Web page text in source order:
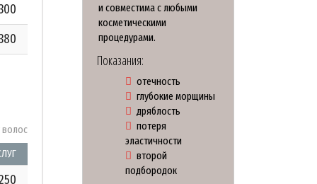
волос
и совместима с любыми
косметическими
процедурами.
Показания:
отечность
глубокие морщины
дряблость
потеря
эластичности
второй
подбородок